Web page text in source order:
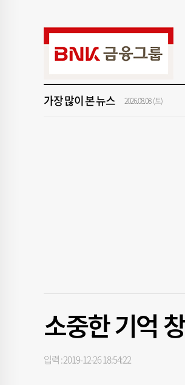
가장 많이 본 뉴스 2026.08.08 (토)
소중한 기억
입력 : 2019-12-26 18:54:22